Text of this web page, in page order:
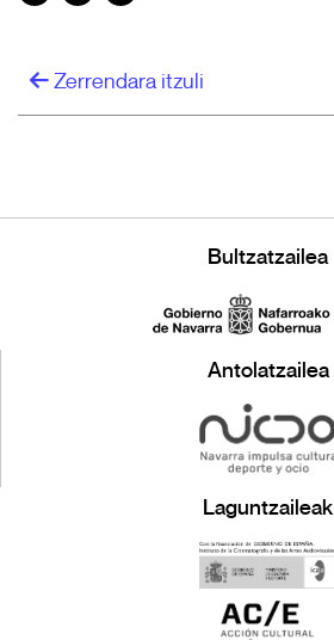
Zerrendara itzuli
Bultzatzailea
Antolatzailea
Laguntzaileak